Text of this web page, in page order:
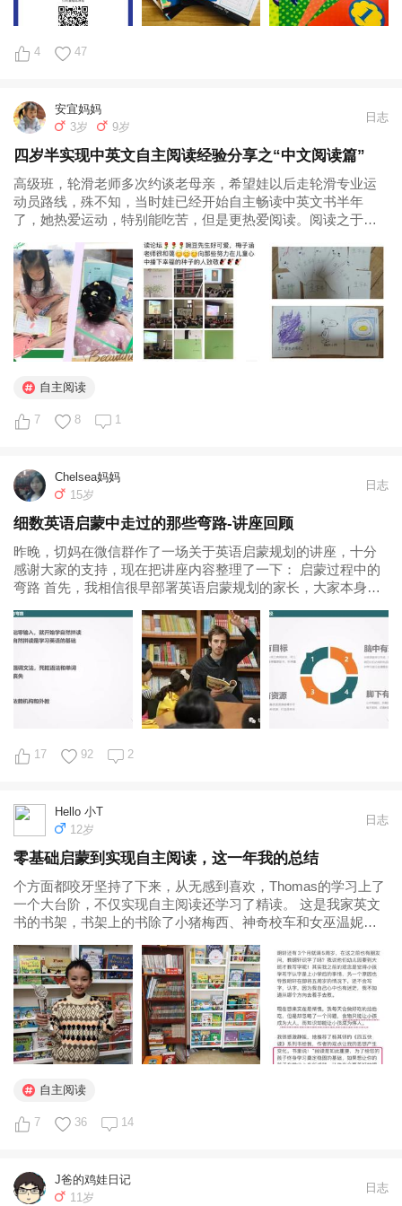
4 47
安宜妈妈
3岁
9岁
日志
四岁半实现中英文自主阅读经验分享之“中文阅读篇”
高级班，轮滑老师多次约谈老母亲，希望娃以后走轮滑专业运
动员路线，殊不知，当时娃已经开始自主畅读中英文书半年
了，她热爱运动，特别能吃苦，但是更热爱阅读。阅读之于
个重要部分。 一、老母亲与儿童文学结缘 老母亲研究生的专业
是语言学，研究的是语言之间的结构...
自主阅读
7 8 1
Chelsea妈妈
15岁
日志
细数英语启蒙中走过的那些弯路-讲座回顾
昨晚，切妈在微信群作了一场关于英语启蒙规划的讲座，十分
感谢大家的支持，现在把讲座内容整理了一下： 启蒙过程中的
弯路 首先，我相信很早部署英语启蒙规划的家长，大家本身都
对孩子也有着很大的期望。但有时候，我们没有按照孩子的成
长规律来安排，或者说把...
17 92 2
Hello 小T
12岁
日志
零基础启蒙到实现自主阅读，这一年我的总结
个方面都咬牙坚持了下来，从无感到喜欢，Thomas的学习上了
一个大台阶，不仅实现自主阅读还学习了精读。 这是我家英文
书的书架，书架上的书除了小猪梅西、神奇校车和女巫温妮还
吓跑孩子吧？ 不是说孩子的童年要快乐成长？ 对于学前启蒙，
大家观点不一...
自主阅读
7 36 14
J爸的鸡娃日记
11岁
日志